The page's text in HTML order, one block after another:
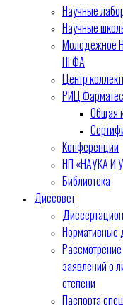
Научные
Научные
Молодёжное
ПГФА
Центр
РИЦ
Общая
Конференции
НП «НАУКА И
Библиотека
Диссовет
Нормативные
заявлений о
степени
Паспорта